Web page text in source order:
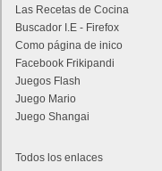
Las Recetas de Cocina
Buscador I.E - Firefox
Como página de inico
Facebook Frikipandi
Juegos Flash
Juego Mario
Juego Shangai
Todos los enlaces